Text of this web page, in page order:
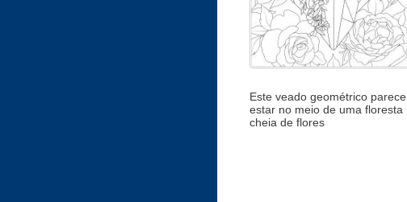
Este veado geométrico parece
estar no meio de uma floresta
cheia de flores